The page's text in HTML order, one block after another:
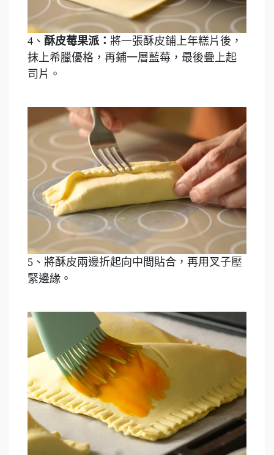
4、 酥皮莓果派： 將一張酥皮鋪上年糕片後，
抹上希臘優格，再鋪一層藍莓，最後疊上起
司片。
5、將酥皮兩邊折起向中間貼合，再用叉子壓
緊邊緣。